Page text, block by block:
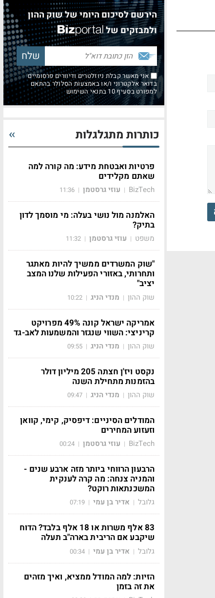
הירשם לסיכום היומי של שוק ההון
ולמבזקים של
אני מאשר קבלת ניוזלטרים ודיוורים פרסומיים
בדואר אלקטרוני ו/או באמצעות הסלולר בהתאם
למפורט בסעיף 10 בתנאי השימוש
כותרות מתגלגלות
פרטיות ואבטחת מידע: מה קורה למה
שאתם מקלידים
BizTech
| עוזי גרסטמן |
11:36
האלמנה מול נושי בעלה: מי מוסמך לדון
בתיק?
משפט | עוזי גרסטמן |
11:32
"שוק המשרדים ממשיך להיות מאתגר
ותחרותי, באזורי הפעילות שלנו המצב
יציב"
שוק ההון | מנדי הניג |
10:22
אמריקה ישראל קונה 49% מפרויקט
קריניצי: השווי שנגזר והמשמעות לאב-גד
שוק ההון | מנדי הניג |
09:55
נקסט ויז'ן חצתה 205 מיליון דולר
בהזמנות מתחילת השנה
שוק ההון | מנדי הניג |
09:47
המודלים הסיניים: דיפסיק, קימי, קוואן
וזעזוע המחירים
BizTech
| עוזי גרסטמן |
00:24
הרבעון הרווחי ביותר מזה ארבע שנים -
והמניה צנחה: מה קרה לענקית
המשכנתאות רוקט?
גלובל | אדיר בן עמי |
07:19
83 אלף משרות או 18 אלף בלבד? הדוח
שיקבע אם הריבית בארה"ב תעלה
גלובל | אדיר בן עמי |
00:34
הזיות: למה המודל ממציא, ואיך מזהים
את זה בזמן